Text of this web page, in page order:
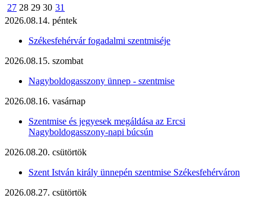
27 28 29 30 31
2026.08.14. péntek
Székesfehérvár fogadalmi szentmiséje
2026.08.15. szombat
Nagyboldogasszony ünnep - szentmise
2026.08.16. vasárnap
Szentmise és jegyesek megáldása az Ercsi
Nagyboldogasszony-napi búcsún
2026.08.20. csütörtök
Szent István király ünnepén szentmise Székesfehérváron
2026.08.27. csütörtök